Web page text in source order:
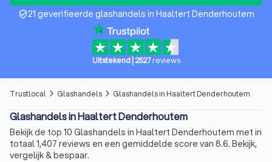
verified_user21 geverifieerde glashandels in Haaltert Denderhoutem
Uitstekend| 2527 reviews
Trustlocal arrow_forward_ios Glashandels arrow_forward_ios Glashandels in Haaltert Denderhoutem
Glashandels in Haaltert Denderhoutem
Bekijk de top 10 Glashandels in Haaltert Denderhoutem met in
totaal 1,407 reviews en een gemiddelde score van 8.6. Bekijk,
vergelijk & bespaar.